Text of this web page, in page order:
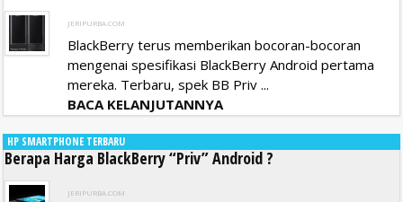
JERIPURBA.COM
BlackBerry terus memberikan bocoran-bocoran
mengenai spesifikasi BlackBerry Android pertama
mereka. Terbaru, spek BB Priv ...
BACA KELANJUTANNYA
HP SMARTPHONE TERBARU
Berapa Harga BlackBerry “Priv” Android ?
JERIPURBA.COM